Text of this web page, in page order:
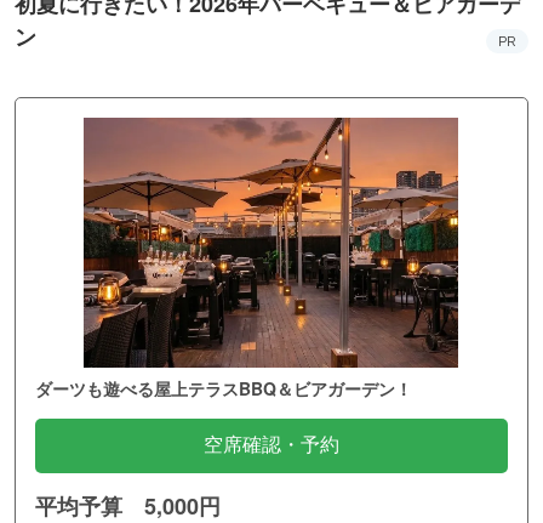
ン
PR
ダーツも遊べる屋上テラスBBQ＆ビアガーデン！
空席確認・予約
平均予算 5,000円